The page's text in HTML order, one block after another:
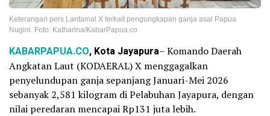
Keterangan pers Lantamal X terkait pengungkapan ganja asal Papua
Nugini. Foto: Katharina/KabarPapua.co
KABARPAPUA.CO, Kota Jayapura– Komando Daerah
Angkatan Laut (KODAERAL) X menggagalkan
penyelundupan ganja sepanjang Januari-Mei 2026
sebanyak 2,581 kilogram di Pelabuhan Jayapura, dengan
nilai peredaran mencapai Rp131 juta lebih.